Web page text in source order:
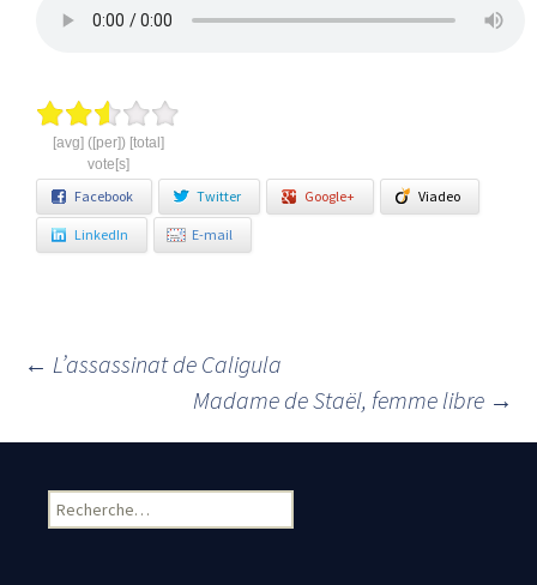
[avg] ([per]) [total]
vote[s]
Facebook Twitter Google+ Viadeo
LinkedIn E-mail
Navigation des articles
← L’assassinat de Caligula
Madame de Staël, femme libre →
Rechercher :